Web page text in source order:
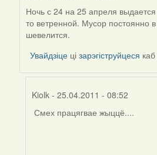
In
reply
to
by
Harrier
Ночь с 24 на 25 апреля выдается
то ветренной. Мусор постоянно в
шевелится.
Увайдзіце цізарэгіструйцеся
Kiolk- 25.04.2011 - 08:52
In
Смех працягвае жыццё....